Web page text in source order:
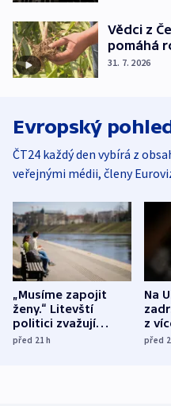
Vědci z
pomáhá
31. 7. 2026
Evropský
ČT24 každý den vybírá z
veřejnými médii, členy
„Musíme zapojit
ženy.“ Litevští
politici zvažují
dohodu o
před 21h
Na
z
před